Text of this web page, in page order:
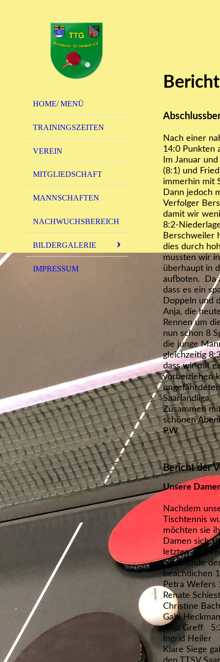
HOME/ MENÜ
TRAININGSZEITEN
VEREIN
MITGLIEDSCHAFT
MANNSCHAFTEN
NACHWUCHSBEREICH
BILDERGALERIE
IMPRESSUM
Nach einer
14:0 Punkten
Im Januar
(8:1) und
immerhin mit
Dann jedoch
Verfolger
damit wir
8:2-
Berschweiler
dies durch
mussten wir
überhaupt in
aufboten. Da
dass es ein
Doppeln und
Anja, die
Rennen um
nun schon 8
die junge
gleichzeitig
dass wir mit
vorbeiziehen
Saarlandliga.
Zusammen
schönen
P.W.
Bericht der
Unsere
Nachdem
Tischtennis
möchten sie
Damen sich
letzten Jahr
Nach Ende
beachtlichen
Petra Wefers
Renate
Christine
Gabi
Anja Greff
Ingrid Heiler
Klare Siege